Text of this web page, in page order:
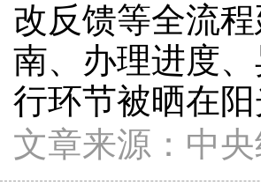
改反馈等全流
南、办理进度
行环节被晒在阳
文章来源：中